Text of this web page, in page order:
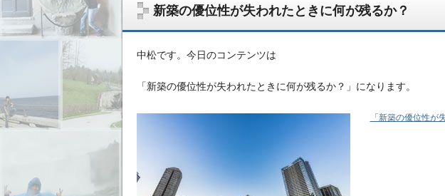
新築の優位性が失われたときに何が残るか？
中松です。今日のコンテンツは
「新築の優位性が失われたときに何が残るか？」になります。
「新築の優位性が